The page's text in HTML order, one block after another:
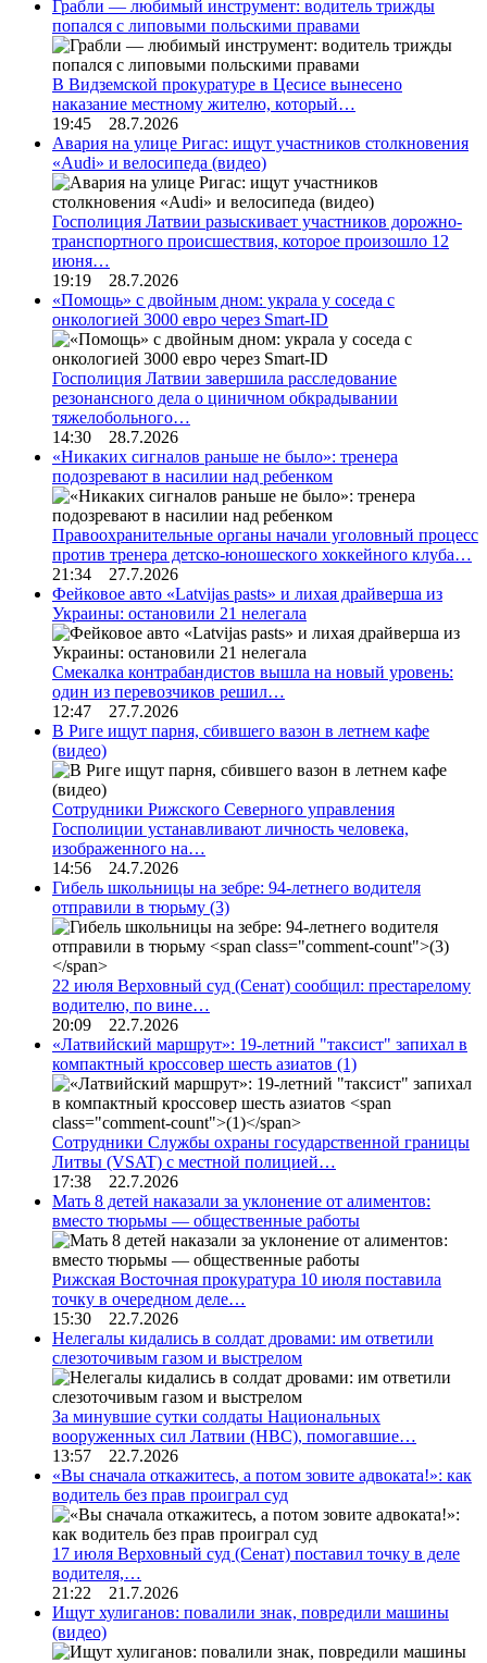
Грабли — любимый инструмент: водитель трижды
попался с липовыми польскими правами
В Видземской прокуратуре в Цесисе вынесено
наказание местному жителю, который…
19:45 28.7.2026
Авария на улице Ригас: ищут участников столкновения
«Audi» и велосипеда (видео)
Госполиция Латвии разыскивает участников дорожно-
транспортного происшествия, которое произошло 12
июня…
19:19 28.7.2026
«Помощь» с двойным дном: украла у соседа с
онкологией 3000 евро через Smart-ID
Госполиция Латвии завершила расследование
резонансного дела о циничном обкрадывании
тяжелобольного…
14:30 28.7.2026
«Никаких сигналов раньше не было»: тренера
подозревают в насилии над ребенком
Правоохранительные органы начали уголовный процесс
против тренера детско-юношеского хоккейного клуба…
21:34 27.7.2026
Фейковое авто «Latvijas pasts» и лихая драйверша из
Украины: остановили 21 нелегала
Смекалка контрабандистов вышла на новый уровень:
один из перевозчиков решил…
12:47 27.7.2026
В Риге ищут парня, сбившего вазон в летнем кафе
(видео)
Сотрудники Рижского Северного управления
Госполиции устанавливают личность человека,
изображенного на…
14:56 24.7.2026
Гибель школьницы на зебре: 94-летнего водителя
отправили в тюрьму (3)
22 июля Верховный суд (Сенат) сообщил: престарелому
водителю, по вине…
20:09 22.7.2026
«Латвийский маршрут»: 19-летний "таксист" запихал в
компактный кроссовер шесть азиатов (1)
Сотрудники Службы охраны государственной границы
Литвы (VSAT) с местной полицией…
17:38 22.7.2026
Мать 8 детей наказали за уклонение от алиментов:
вместо тюрьмы — общественные работы
Рижская Восточная прокуратура 10 июля поставила
точку в очередном деле…
15:30 22.7.2026
Нелегалы кидались в солдат дровами: им ответили
слезоточивым газом и выстрелом
За минувшие сутки солдаты Национальных
вооруженных сил Латвии (НВС), помогавшие…
13:57 22.7.2026
«Вы сначала откажитесь, а потом зовите адвоката!»: как
водитель без прав проиграл суд
17 июля Верховный суд (Сенат) поставил точку в деле
водителя,…
21:22 21.7.2026
Ищут хулиганов: повалили знак, повредили машины
(видео)